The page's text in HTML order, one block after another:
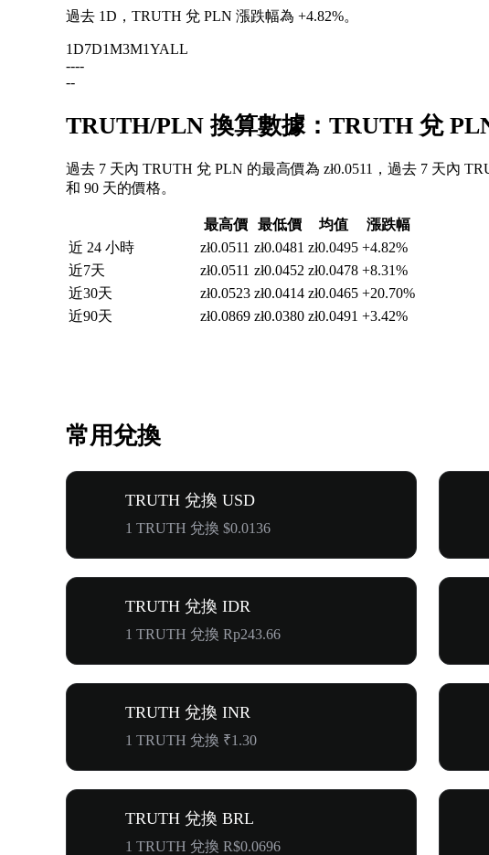
過去 1D，TRUTH 兌 PLN 漲跌幅為 +4.82%。
1D7D1M3M1YALL
----
--
TRUTH/PLN 換算數據：TRUTH 兌
過去 7 天內 TRUTH 兌 PLN 的最高價為 zł0.0511，過去 7 天內
和 90 天的價格。
最高價 最低價 均值
漲跌幅
近 24 小時
zł0.0511 zł0.0481 zł0.0495 +4.82%
近7天
zł0.0511 zł0.0452 zł0.0478 +8.31%
近30天
zł0.0523 zł0.0414 zł0.0465 +20.70%
近90天
zł0.0869 zł0.0380 zł0.0491 +3.42%
常用兌換
TRUTH 兌換 USD
1 TRUTH 兌換 $0.0136
TRUTH 兌換 IDR
1 TRUTH 兌換 Rp243.66
TRUTH 兌換 INR
1 TRUTH 兌換 ₹1.30
TRUTH 兌換 BRL
1 TRUTH 兌換 R$0.0696